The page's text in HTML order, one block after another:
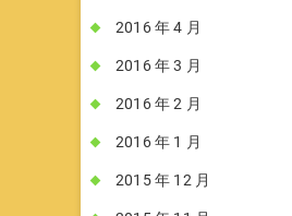
2016 年 4 月
2016 年 3 月
2016 年 2 月
2016 年 1 月
2015 年 12 月